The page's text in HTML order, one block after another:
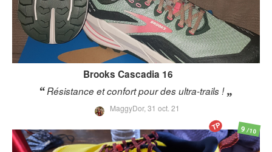
Brooks Cascadia 16
Résistance et confort pour des ultra-trails !
MaggyDor, 31 oct. 21
9/10
TP